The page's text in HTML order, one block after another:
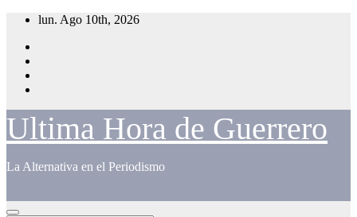
Saltar
contenido
lun. Ago 10th, 2026
Ultima Hora de Guerrero
La Alternativa en el Periodismo